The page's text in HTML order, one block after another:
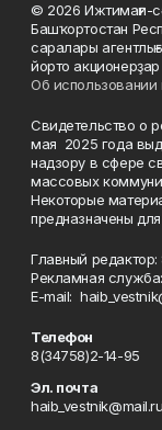
© 2026 Ижтимағи-
Башҡортостан
саралары
йорто акционерҙар
Об использовании
Свидетельство о
мая 2025 года
надзору в сфере
массовых
Некоторые
предназначены
Главный
Рекламная
Е-mаil:
Телефон
8(34758)2-14-95
Эл. почта
haib_vestnik@mail.ru